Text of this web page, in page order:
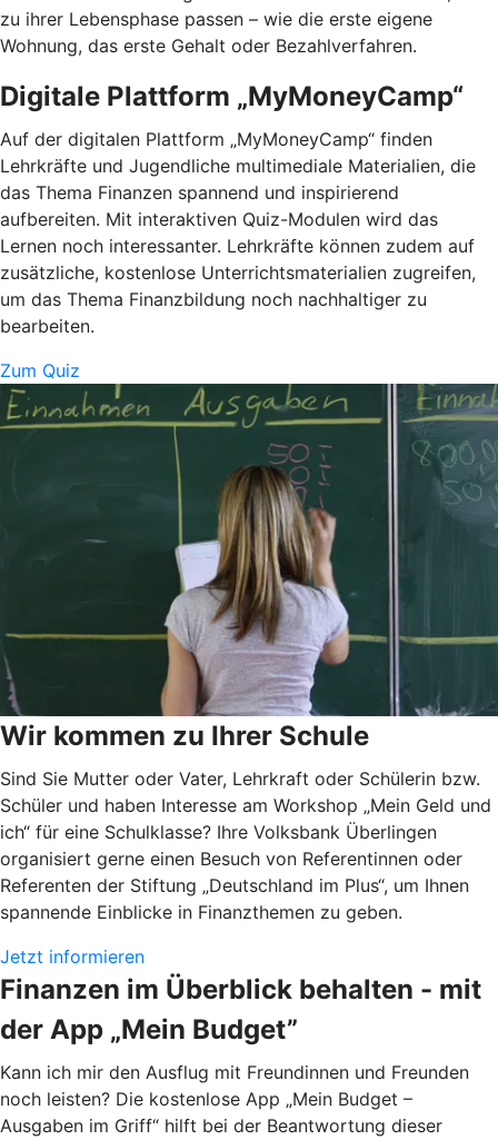
zu ihrer Lebensphase passen – wie die erste eigene
Wohnung, das erste Gehalt oder Bezahlverfahren.
Digitale Plattform „MyMoneyCamp“
Auf der digitalen Plattform „MyMoneyCamp“ finden
Lehrkräfte und Jugendliche multimediale Materialien, die
das Thema Finanzen spannend und inspirierend
aufbereiten. Mit interaktiven Quiz-Modulen wird das
Lernen noch interessanter. Lehrkräfte können zudem auf
zusätzliche, kostenlose Unterrichtsmaterialien zugreifen,
um das Thema Finanzbildung noch nachhaltiger zu
bearbeiten.
Zum Quiz
Wir kommen zu Ihrer Schule
Sind Sie Mutter oder Vater, Lehrkraft oder Schülerin bzw.
Schüler und haben Interesse am Workshop „Mein Geld und
ich“ für eine Schulklasse? Ihre Volksbank Überlingen
organisiert gerne einen Besuch von Referentinnen oder
Referenten der Stiftung „Deutschland im Plus“, um Ihnen
spannende Einblicke in Finanzthemen zu geben.
Jetzt informieren
Finanzen im Überblick behalten - mit
der App „Mein Budget”
Kann ich mir den Ausflug mit Freundinnen und Freunden
noch leisten? Die kostenlose App „Mein Budget –
Ausgaben im Griff“ hilft bei der Beantwortung dieser